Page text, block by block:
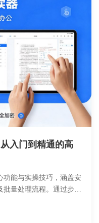
入门到精通的高
功能与实操技巧，涵盖安
批量处理流程。通过步骤
标准版式文件的创
、企业合同、学术出版